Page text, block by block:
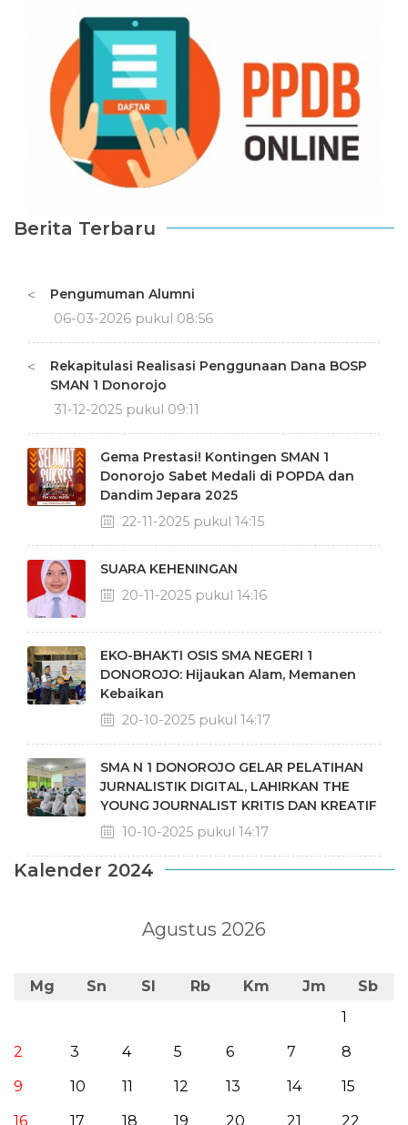
Berita Terbaru
<
Pengumuman Alumni
06-03-2026 pukul 08:56
<
Rekapitulasi Realisasi Penggunaan Dana BOSP
SMAN 1 Donorojo
31-12-2025 pukul 09:11
Gema Prestasi! Kontingen SMAN 1
Donorojo Sabet Medali di POPDA dan
Dandim Jepara 2025
22-11-2025 pukul 14:15
SUARA KEHENINGAN
20-11-2025 pukul 14:16
EKO-BHAKTI OSIS SMA NEGERI 1
DONOROJO: Hijaukan Alam, Memanen
Kebaikan
20-10-2025 pukul 14:17
SMA N 1 DONOROJO GELAR PELATIHAN
JURNALISTIK DIGITAL, LAHIRKAN THE
YOUNG JOURNALIST KRITIS DAN KREATIF
10-10-2025 pukul 14:17
Kalender 2024
Agustus 2026
Mg Sn Sl Rb Km Jm
Sb
1
2
3 4 5 6 7
8
9
10 11 12 13 14
15
16
17 18 19 20 21 22